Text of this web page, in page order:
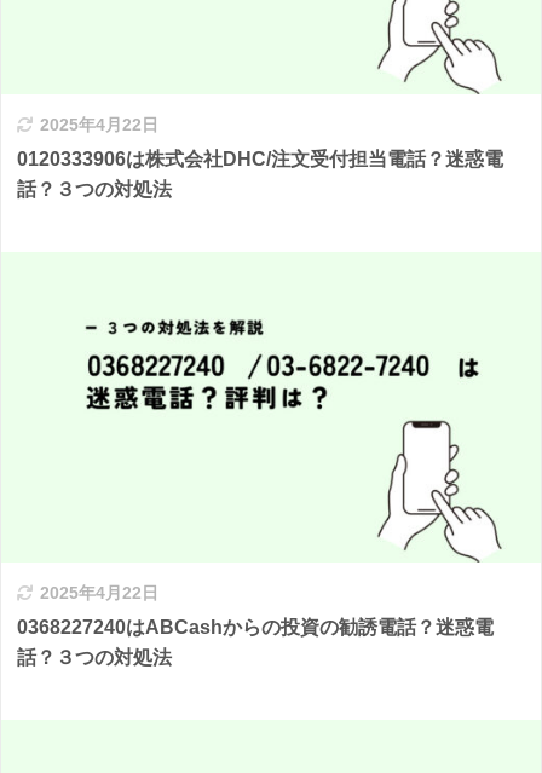
2025年4月22日
0120333906は株式会社DHC/注文受付担当電話？迷惑電
話？３つの対処法
2025年4月22日
0368227240はABCashからの投資の勧誘電話？迷惑電
話？３つの対処法